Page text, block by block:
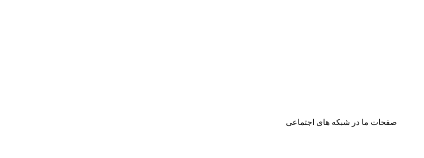
صفحات ما در شبکه های اجتماعی